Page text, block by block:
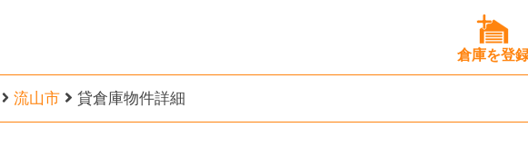
倉庫を登
流山市 貸倉庫物件詳細